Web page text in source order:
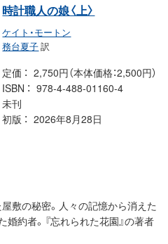
時計職人の娘〈上〉
ケイト・モートン
務台夏子訳
定価
2,750円（本体価格：2,500円）
ISBN
978-4-488-01160-4
未刊
初版
2026年8月28日
敷の秘密。人々の記憶から消えた
約者。『忘れられた花園』の著者